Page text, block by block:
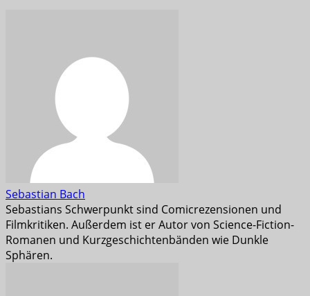
Sebastian Bach
Sebastians Schwerpunkt sind Comicrezensionen und
Filmkritiken. Außerdem ist er Autor von Science-Fiction-
Romanen und Kurzgeschichtenbänden wie Dunkle
Sphären.